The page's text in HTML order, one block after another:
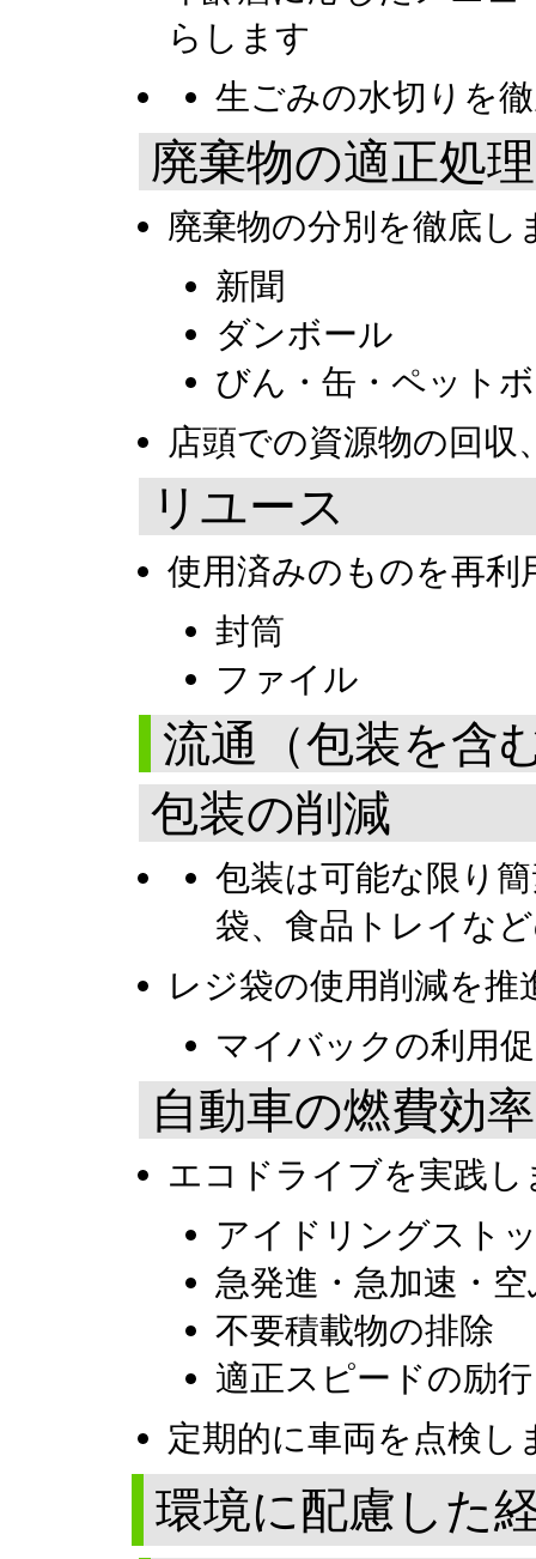
らします
生ごみの水切りを
廃棄物の適正処理
廃棄物の分別を徹底し
新聞
ダンボール
びん・缶・ペット
店頭での資源物の回
リユース
使用済みのものを再利
封筒
ファイル
流通（包装を含
包装の削減
包装は可能な限り
袋、食品トレイな
レジ袋の使用削減を推
マイバックの利用
自動車の燃費効
エコドライブを実践し
アイドリングスト
急発進・急加速・
不要積載物の排除
適正スピードの励行
定期的に車両を点検し
環境に配慮した